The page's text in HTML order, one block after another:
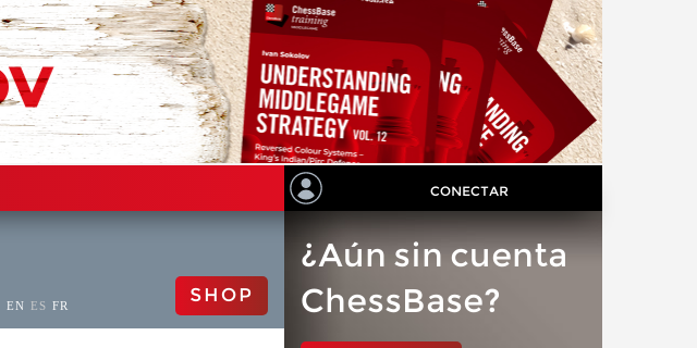
CONECTAR
EN ES FR SHOP
¿Aún sin cuenta
ChessBase?